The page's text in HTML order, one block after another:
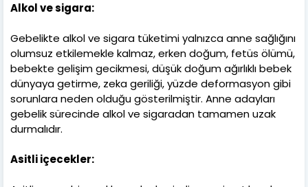
Alkol ve sigara:
Gebelikte alkol ve sigara tüketimi yalnızca anne sağlığını
olumsuz etkilemekle kalmaz, erken doğum, fetüs ölümü,
bebekte gelişim gecikmesi, düşük doğum ağırlıklı bebek
dünyaya getirme, zeka geriliği, yüzde deformasyon gibi
sorunlara neden olduğu gösterilmiştir. Anne adayları
gebelik sürecinde alkol ve sigaradan tamamen uzak
durmalıdır.
Asitli içecekler: